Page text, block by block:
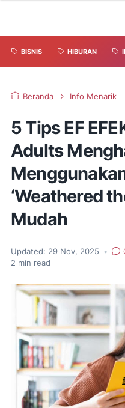
BISNIS HIBURAN
Beranda Info Menarik
5 Tips EF
Adults
‘Weathered
Mudah
Updated: 29 Nov, 2025 •
2 min read